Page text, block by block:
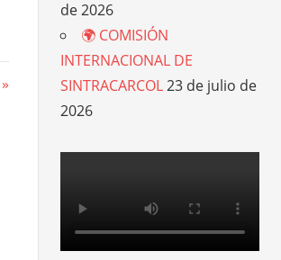
de 2026
🌍 COMISIÓN
INTERNACIONAL DE
SINTRACARCOL23 de julio de
2026